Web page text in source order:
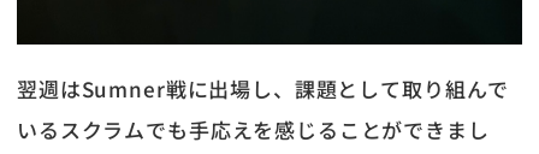
翌週はSumner戦に出場し、課題として取り組んで
いるスクラムでも手応えを感じることができまし